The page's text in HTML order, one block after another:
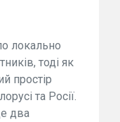
локально
тоді як
простір
та Росії.
два